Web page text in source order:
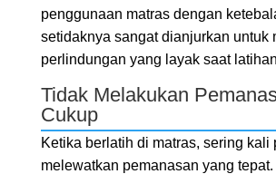
penggunaan matras dengan
setidaknya sangat dianjurkan untuk
perlindungan yang layak saat
Tidak Melakukan
Cukup
Ketika berlatih di matras, sering kali
melewatkan pemanasan yang